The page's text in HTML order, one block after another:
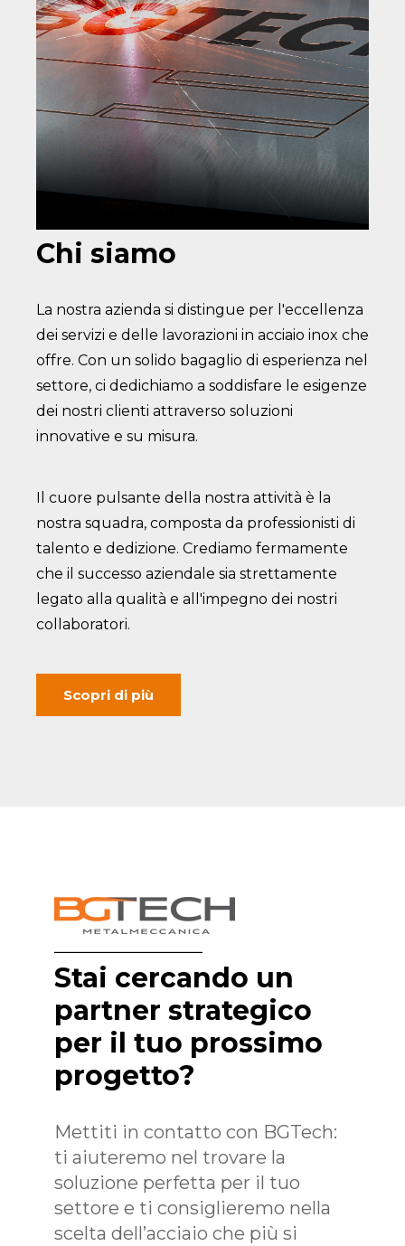
Chi siamo
La nostra azienda si distingue per l'eccellenza
dei servizi e delle lavorazioni in acciaio inox che
offre. Con un solido bagaglio di esperienza nel
settore, ci dedichiamo a soddisfare le esigenze
dei nostri clienti attraverso soluzioni
innovative e su misura.
Il cuore pulsante della nostra attività è la
nostra squadra, composta da professionisti di
talento e dedizione. Crediamo fermamente
che il successo aziendale sia strettamente
legato alla qualità e all'impegno dei nostri
collaboratori.
Scopri di più
Stai cercando un
partner strategico
per il tuo prossimo
progetto?
Mettiti in contatto con BGTech:
ti aiuteremo nel trovare la
soluzione perfetta per il tuo
settore e ti consiglieremo nella
scelta dell’acciaio che più si